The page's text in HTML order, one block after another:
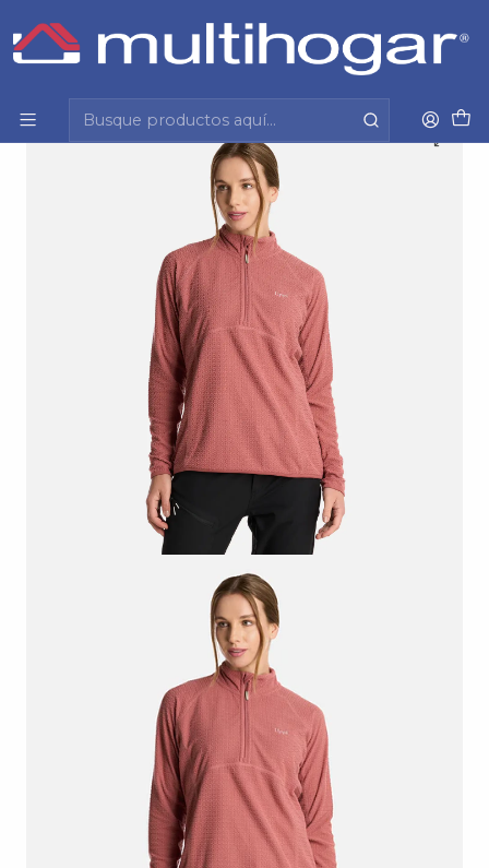
Inicio Vestuario
Poleron
Polerón Mujer Jacaranda Nano-F 14 Zip Rosa Oscuro
Lt0721509M10426